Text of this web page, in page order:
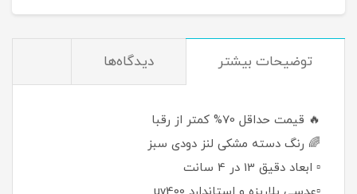
توضيحات بيشتر دیدگاه‌ها
🔥 قیمت حداقل 70% کمتر از رقبا
🌈 رنگ دسته مشکی لنز دودی سبز
▫️ ابعاد دقیق 13 در 4 سانت